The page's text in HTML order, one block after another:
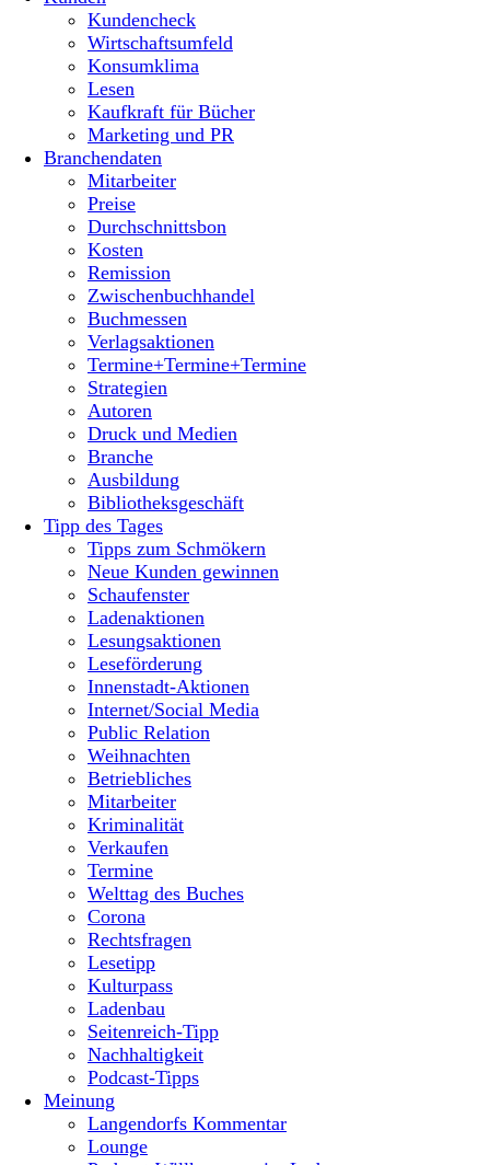
Kundencheck
Wirtschaftsumfeld
Konsumklima
Lesen
Kaufkraft für Bücher
Marketing und PR
Branchendaten
Mitarbeiter
Preise
Durchschnittsbon
Kosten
Remission
Zwischenbuchhandel
Buchmessen
Verlagsaktionen
Termine+Termine+Termine
Strategien
Autoren
Druck und Medien
Branche
Ausbildung
Bibliotheksgeschäft
Tipp des Tages
Tipps zum Schmökern
Neue Kunden gewinnen
Schaufenster
Ladenaktionen
Lesungsaktionen
Leseförderung
Innenstadt-Aktionen
Internet/Social Media
Public Relation
Weihnachten
Betriebliches
Mitarbeiter
Kriminalität
Verkaufen
Termine
Welttag des Buches
Corona
Rechtsfragen
Lesetipp
Kulturpass
Ladenbau
Seitenreich-Tipp
Nachhaltigkeit
Podcast-Tipps
Meinung
Langendorfs Kommentar
Lounge